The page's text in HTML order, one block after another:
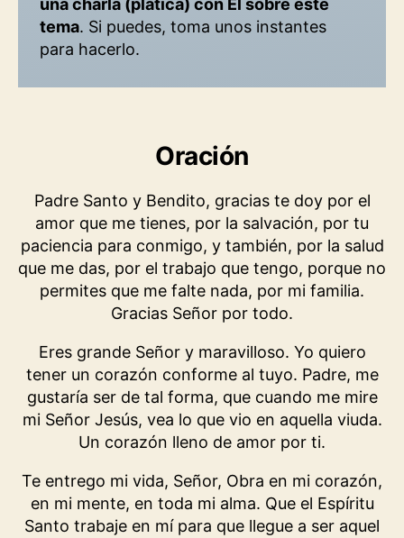
una charla (plática) con Él sobre este
tema. Si puedes, toma unos instantes
para hacerlo.
Oración
Padre Santo y Bendito, gracias te doy por el
amor que me tienes, por la salvación, por tu
paciencia para conmigo, y también, por la salud
que me das, por el trabajo que tengo, porque no
permites que me falte nada, por mi familia.
Gracias Señor por todo.
Eres grande Señor y maravilloso. Yo quiero
tener un corazón conforme al tuyo. Padre, me
gustaría ser de tal forma, que cuando me mire
mi Señor Jesús, vea lo que vio en aquella viuda.
Un corazón lleno de amor por ti.
Te entrego mi vida, Señor, Obra en mi corazón,
en mi mente, en toda mi alma. Que el Espíritu
Santo trabaje en mí para que llegue a ser aquel